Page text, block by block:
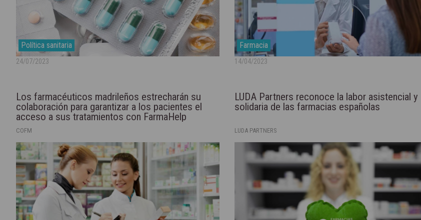
Política sanitaria
24/07/2023
Farmacia
14/04/2023
Los farmacéuticos madrileños estrecharán su
colaboración para garantizar a los pacientes el
acceso a sus tratamientos con FarmaHelp
COFM
LUDA Partners reconoce la labor asistencial y
solidaria de las farmacias españolas
LUDA PARTNERS